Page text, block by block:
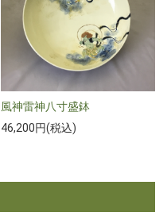
風神雷神八寸盛鉢
46,200円(税込)